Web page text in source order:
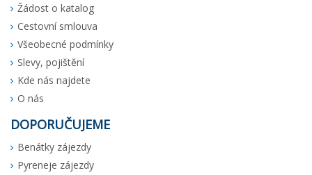
Žádost o katalog
Cestovní smlouva
Všeobecné podmínky
Slevy, pojištění
Kde nás najdete
O nás
DOPORUČUJEME
Benátky zájezdy
Pyreneje zájezdy